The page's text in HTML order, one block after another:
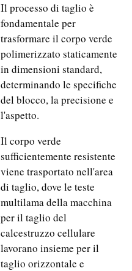
Il processo di taglio è
fondamentale per
trasformare il corpo verde
polimerizzato staticamente
in dimensioni standard,
determinando le specifiche
del blocco, la precisione e
l'aspetto.
Il corpo verde
sufficientemente resistente
viene trasportato nell'area
di taglio, dove le teste
multilama della macchina
per il taglio del
calcestruzzo cellulare
lavorano insieme per il
taglio orizzontale e